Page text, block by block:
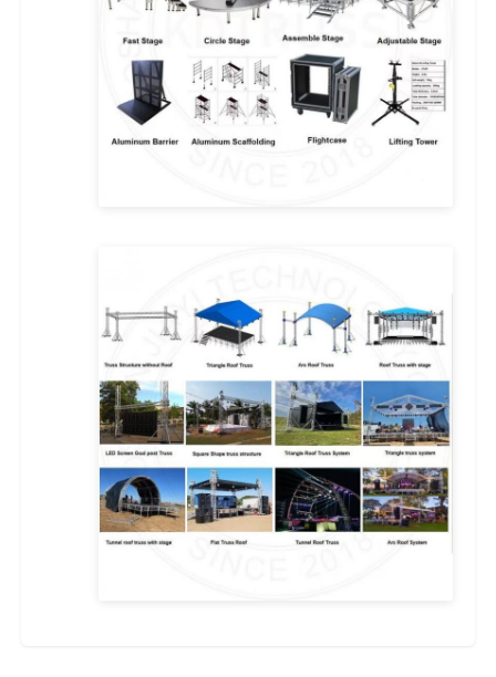
داربست مرحله ای آلومینیومی
داربست اسپیگوت آلومینیومی
سکوی مرحله آلومینیوم
تکه های لایه ای
سد هاي جمع
خرپا روشنایی کنسرت